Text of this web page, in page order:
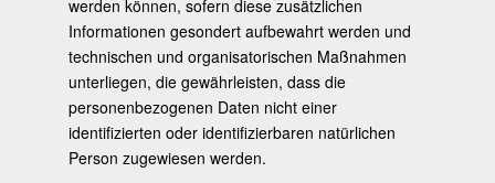
werden können, sofern diese zusätzlichen
Informationen gesondert aufbewahrt werden und
technischen und organisatorischen Maßnahmen
unterliegen, die gewährleisten, dass die
personenbezogenen Daten nicht einer
identifizierten oder identifizierbaren natürlichen
Person zugewiesen werden.